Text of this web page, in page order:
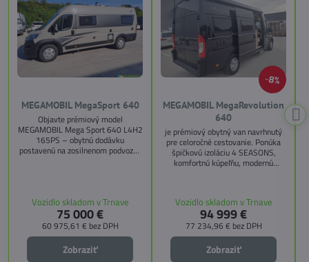
MEGAMOBIL MegaSport 640
Objavte prémiový model
MEGAMOBIL Mega Sport 640 L4H2
165PS – obytnú dodávku
postavenú na zosilnenom podvozku
pozdĺžnemu lôžku a možnosti
doplniť predné prídavné lôžko.
Vozidlo skladom v Trnave
75 000 €
60 975,61 € bez DPH
Zobraziť
8%
MEGAMOBIL MegaRevolution
640
je prémiový obytný van navrhnutý
pre celoročné cestovanie. Ponúka
špičkovú izoláciu 4 SEASONS,
komfortnú kúpeľňu, modernú
CITY, TECHNO, SICHERHEIT a
MEGA WINTER získate maximálnu
bezpečnosť, pohodlie a
technologické inovácie. Ideálna
voľba pre tých, ktorí hľadajú luxus,
funkčnosť a slobodu na cestách.
Vozidlo skladom v Trnave
94 999 €
77 234,96 € bez DPH
Zobraziť